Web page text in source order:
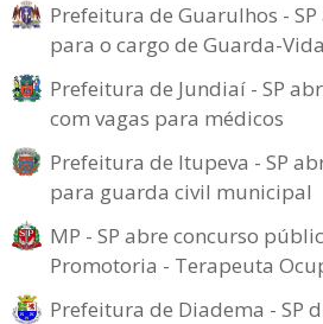
Prefeitura de Guarulhos -
para o cargo de Guarda-
Prefeitura de Jundiaí - SP
com vagas para médicos
Prefeitura de Itupeva - SP
para guarda civil municipal
MP - SP abre concurso
Promotoria - Terapeuta
Prefeitura de Diadema - SP